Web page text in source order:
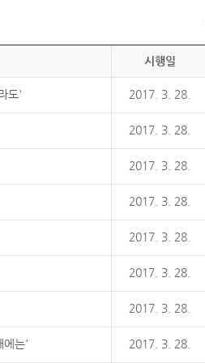
시행일
도' 2017. 3. 28.
2017. 3. 28.
2017. 3. 28.
2017. 3. 28.
2017. 3. 28.
2017. 3. 28.
2017. 3. 28.
에는' 2017. 3. 28.